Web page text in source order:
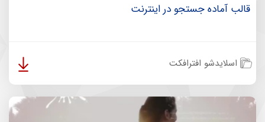
قالب آماده جستجو در اینترنت
اسلایدشو افترافکت